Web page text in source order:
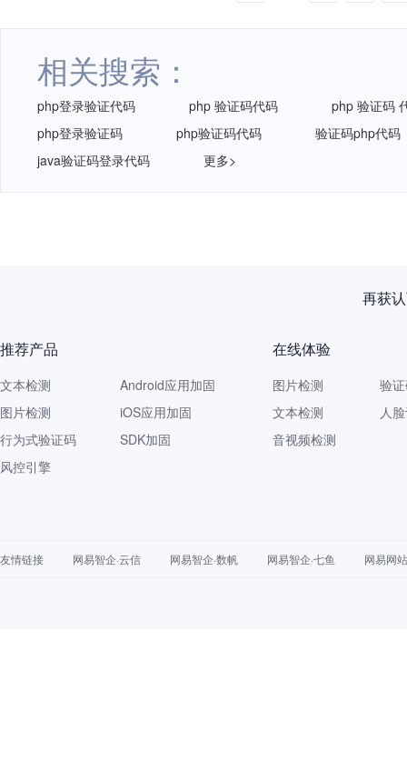
相关搜索：
php登录验证代码 php 验证码代码
php 验证码
php登录验证码
php验证码代码
验证码php代码
java验证码登录代码
更多>
再获
推荐产品
文本检测
图片检测
行为式验证码
风控引擎
Android应用加固
iOS应用加固
SDK加固
在线体验
图片检测
文本检测
音视频检测
验
人
友情链接 网易智企·云信 网易智企·数帆 网易智企·七鱼 网易网